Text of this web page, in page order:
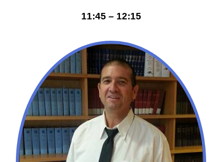
12:15 – 11:45